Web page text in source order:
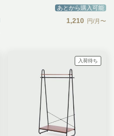
あとから購入可能
1,210 円/月〜
入荷待ち